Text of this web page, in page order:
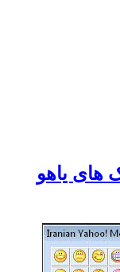
های یاهو